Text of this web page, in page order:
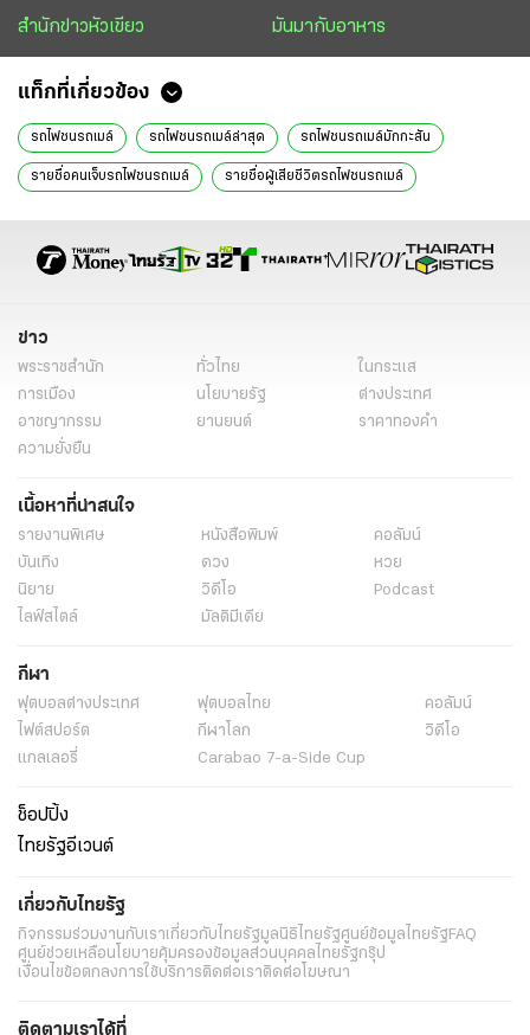
สำนักข่าวหัวเขียว มันมากับอาหาร
แท็กที่เกี่ยวข้อง
รถไฟชนรถเมล์ รถไฟชนรถเมล์ล่าสุด รถไฟชนรถเมล์มักกะสัน
รายชื่อคนเจ็บรถไฟชนรถเมล์ รายชื่อผู้เสียชีวิตรถไฟชนรถเมล์
รถเมล์ 206 รถไฟชนรถเมล์ใครผิด จุดตัดทางรถไฟ
รถเมล์ชนรถไฟ
ไฟไหม้รถเมล์ เสียชีวิต 8 ศพ มักกะสัน
ข่าวรถไฟชนคนล่าสุด ข่าวรถไฟชนรถเมล์
แยกอโศกเพชรบุรี
ข่าวหนังสือพิมพ์
คอลัมน์หนังสือพิมพ์ไทยรัฐ
ข่าว
พระราชสำนัก ทั่วไทย
ในกระแส
การเมือง
นโยบายรัฐ
ต่างประเทศ
อาชญากรรม
ยานยนต์
ราคาทองคำ
ความยั่งยืน
เนื้อหาที่น่าสนใจ
รายงานพิเศษ หนังสือพิมพ์
คอลัมน์
บันเทิง
ดวง
หวย
นิยาย
วิดีโอ
Podcast
ไลฟ์สไตล์
มัลติมีเดีย
กีฬา
ฟุตบอลต่่างประเทศ ฟุตบอลไทย
คอลัมน์
ไฟต์สปอร์ต
กีฬาโลก
วิดีโอ
แกลเลอรี่
Carabao 7-a-Side Cup
ช็อปปิ้ง
ไทยรัฐอีเวนต์
เกี่ยวกับไทยรัฐ
กิจกรรมร่วมงานกับเราเกี่ยวกับไทยรัฐมูลนิธิไทยรัฐศูนย์ข้อมูลไทยรัฐFAQ
ศูนย์ช่วยเหลือนโยบายคุ้มครองข้อมูลส่วนบุคคลไทยรัฐกรุ๊ป
เงื่อนไขข้อตกลงการใช้บริการติดต่อเราติดต่อโฆษณา
ติดตามเราได้ที่